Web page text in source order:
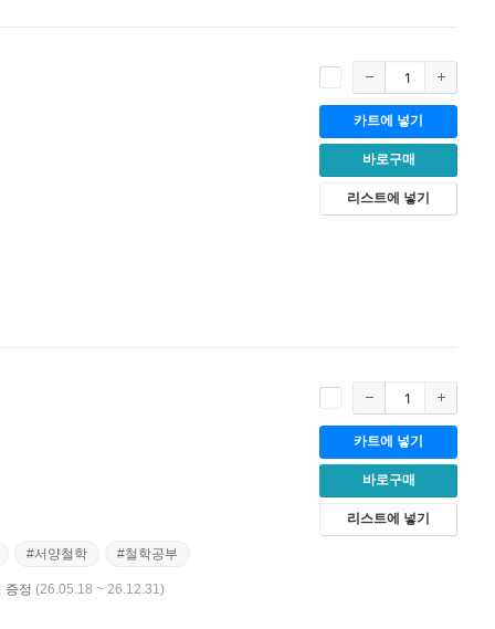
카트에 넣기
바로구매
리스트에 넣기
#서양철학 #철학공부
증정 (26.05.18 ~ 26.12.31)
카트에 넣기
바로구매
리스트에 넣기